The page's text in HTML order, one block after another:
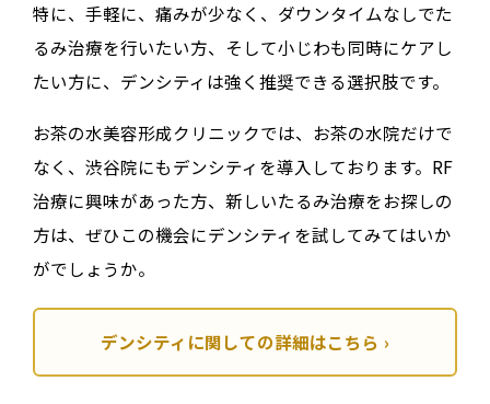
特に、 手軽に、痛みが少なく、ダウンタイムなしでた
るみ治療を行いたい方、そして小じわも同時にケアし
たい方に、デンシティは強く推奨できる選択肢です。
お茶の水美容形成クリニックでは、お茶の水院だけで
なく、渋谷院にもデンシティを導入しております。RF
治療に興味があった方、新しいたるみ治療をお探しの
方は、ぜひこの機会にデンシティを試してみてはいか
がでしょうか。
デンシティに関しての詳細はこちら